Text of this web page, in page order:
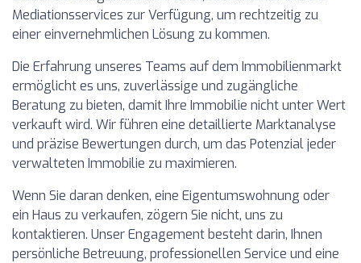
Mediationsservices zur Verfügung, um rechtzeitig zu
einer einvernehmlichen Lösung zu kommen.
Die Erfahrung unseres Teams auf dem Immobilienmarkt
ermöglicht es uns, zuverlässige und zugängliche
Beratung zu bieten, damit Ihre Immobilie nicht unter Wert
verkauft wird. Wir führen eine detaillierte Marktanalyse
und präzise Bewertungen durch, um das Potenzial jeder
verwalteten Immobilie zu maximieren.
Wenn Sie daran denken, eine Eigentumswohnung oder
ein Haus zu verkaufen, zögern Sie nicht, uns zu
kontaktieren. Unser Engagement besteht darin, Ihnen
persönliche Betreuung, professionellen Service und eine